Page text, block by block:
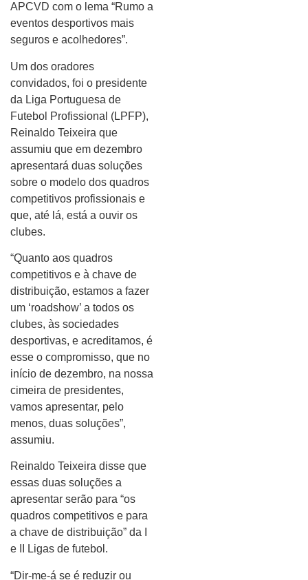
APCVD com o lema “Rumo a
eventos desportivos mais
seguros e acolhedores”.
Um dos oradores
convidados, foi o presidente
da Liga Portuguesa de
Futebol Profissional (LPFP),
Reinaldo Teixeira que
assumiu que em dezembro
apresentará duas soluções
sobre o modelo dos quadros
competitivos profissionais e
que, até lá, está a ouvir os
clubes.
“Quanto aos quadros
competitivos e à chave de
distribuição, estamos a fazer
um ‘roadshow’ a todos os
clubes, às sociedades
desportivas, e acreditamos, é
esse o compromisso, que no
início de dezembro, na nossa
cimeira de presidentes,
vamos apresentar, pelo
menos, duas soluções”,
assumiu.
Reinaldo Teixeira disse que
essas duas soluções a
apresentar serão para “os
quadros competitivos e para
a chave de distribuição” da I
e II Ligas de futebol.
“Dir-me-á se é reduzir ou